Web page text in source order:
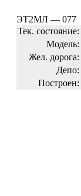
ЭТ2МЛ — 077
Тек. состояние:
Модель:
Жел. дорога:
Депо:
Построен: